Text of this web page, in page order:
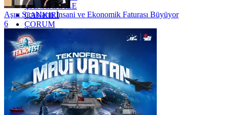
ÇANAKKALE
ÇANKIRI
ÇORUM
İSTANBUL
İZMİR
ŞANLIURFA
ŞIRNAK
Aşırı Sıcakların İnsani ve Ekonomik Faturası Büyüyor
6